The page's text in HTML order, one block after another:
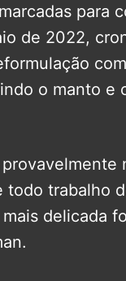
para
de 2022,
o manto e
todo trabalho
delicada